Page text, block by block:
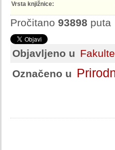
Vrsta knjižnice:
Pročitano 93898 puta
Objavljeno u
Označeno u